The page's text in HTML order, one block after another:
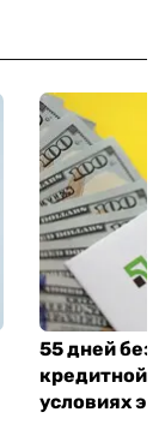
55 дней без
кредитной
условиях